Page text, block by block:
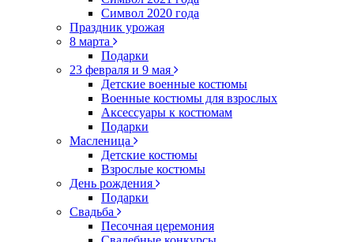
Символ 2020 года
Праздник урожая
8 марта
Подарки
23 февраля и 9 мая
Детские военные костюмы
Военные костюмы для взрослых
Аксессуары к костюмам
Подарки
Масленица
Детские костюмы
Взрослые костюмы
День рождения
Подарки
Свадьба
Песочная церемония